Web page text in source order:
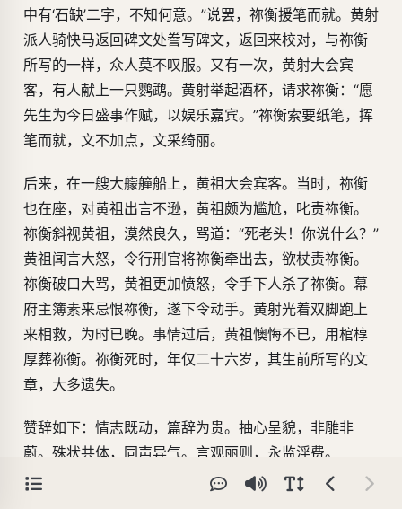
中有‘石缺’二字，不知何意。”说罢，祢衡援笔而就。黄射
派人骑快马返回碑文处誊写碑文，返回来校对，与祢衡
所写的一样，众人莫不叹服。又有一次，黄射大会宾
客，有人献上一只鹦鹉。黄射举起酒杯，请求祢衡：“愿
先生为今日盛事作赋，以娱乐嘉宾。”祢衡索要纸笔，挥
笔而就，文不加点，文采绮丽。
后来，在一艘大艨艟船上，黄祖大会宾客。当时，祢衡
也在座，对黄祖出言不逊，黄祖颇为尴尬，叱责祢衡。
祢衡斜视黄祖，漠然良久，骂道：“死老头！你说什么？”
黄祖闻言大怒，令行刑官将祢衡牵出去，欲杖责祢衡。
祢衡破口大骂，黄祖更加愤怒，令手下人杀了祢衡。幕
府主簿素来忌恨祢衡，遂下令动手。黄射光着双脚跑上
来相救，为时已晚。事情过后，黄祖懊悔不已，用棺椁
厚葬祢衡。祢衡死时，年仅二十六岁，其生前所写的文
章，大多遗失。
赞辞如下：情志既动，篇辞为贵。抽心呈貌，非雕非
蔚。殊状共体，同声异气。言观丽则，永监淫费。